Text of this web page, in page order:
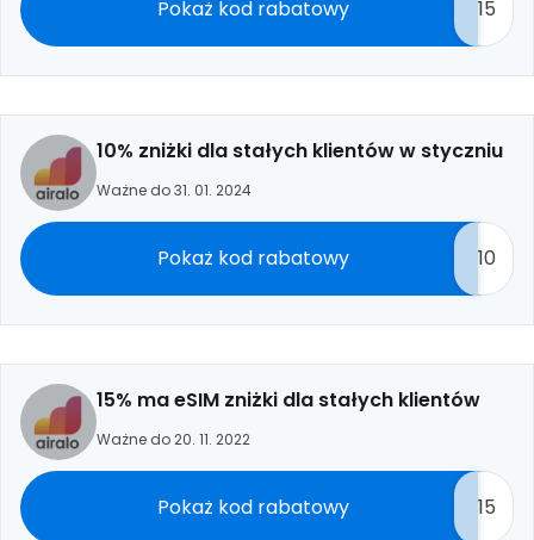
Pokaż kod rabatowy 15
10% zniżki dla stałych klientów w styczniu
Ważne do 31. 01. 2024
Pokaż kod rabatowy 10
15% ma eSIM zniżki dla stałych klientów
Ważne do 20. 11. 2022
Pokaż kod rabatowy 15